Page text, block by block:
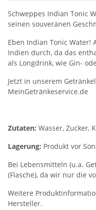
Schweppes Indian Tonic
seinen souveränen
Eben Indian Tonic Water!
Indien durch, da das
als Longdrink, wie Gin-
Jetzt in unserem
MeinGetränkeservice.de
Zutaten: Wasser, Zucker,
Lagerung: Produkt vor
Bei Lebensmitteln (u.a.
(Flasche), da wir nur die
Weitere
Hersteller.